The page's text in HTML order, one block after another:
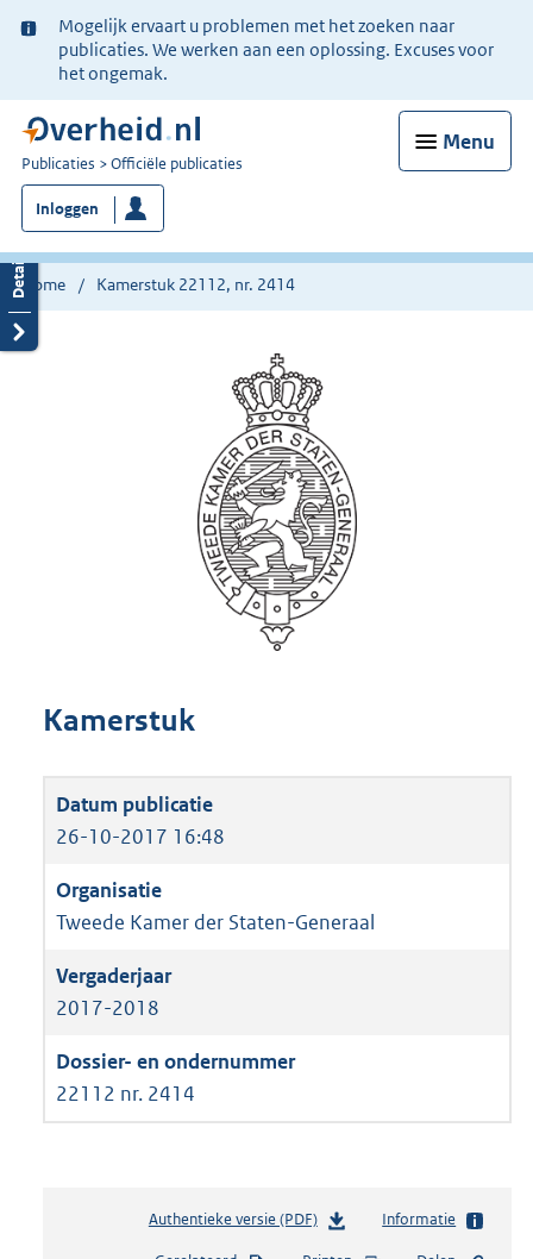
Ter
informatie:
Mogelijk ervaart u problemen met het zoeken naar
publicaties. We werken aan een oplossing. Excuses voor
het ongemak.
Menu
U
bent
nu
hier:
Publicaties Officiële publicaties
Inloggen
Home Kamerstuk 22112, nr. 2414
Kamerstuk
26-10-2017 16:48
Tweede Kamer der Staten-Generaal
2017-2018
22112 nr. 2414
Authentieke versie (PDF)b
Informatie